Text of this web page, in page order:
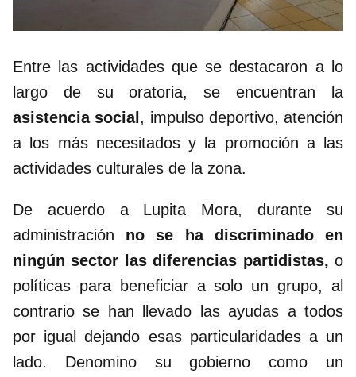
Entre las actividades que se destacaron a lo
largo de su oratoria, se encuentran la
asistencia social , impulso deportivo, atención
a los más necesitados y la promoción a las
actividades culturales de la zona.
De acuerdo a Lupita Mora, durante su
administración no se ha discriminado en
ningún sector las diferencias partidistas, o
políticas para beneficiar a solo un grupo, al
contrario se han llevado las ayudas a todos
por igual dejando esas particularidades a un
lado. Denomino su gobierno como un